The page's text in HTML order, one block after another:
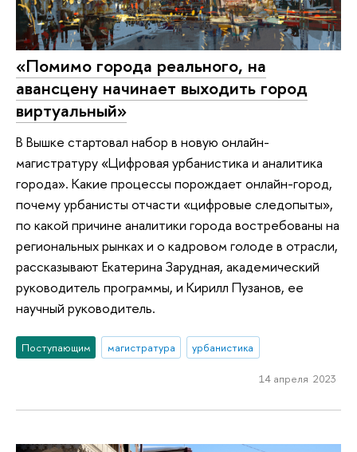
«Помимо города реального, на
авансцену начинает выходить город
виртуальный»
В Вышке стартовал набор в новую онлайн-
магистратуру «Цифровая урбанистика и аналитика
города». Какие процессы порождает онлайн-город,
почему урбанисты отчасти «цифровые следопыты»,
по какой причине аналитики города востребованы на
региональных рынках и о кадровом голоде в отрасли,
рассказывают Екатерина Зарудная, академический
руководитель программы, и Кирилл Пузанов, ее
научный руководитель.
Поступающим магистратура урбанистика
14 апреля 2023